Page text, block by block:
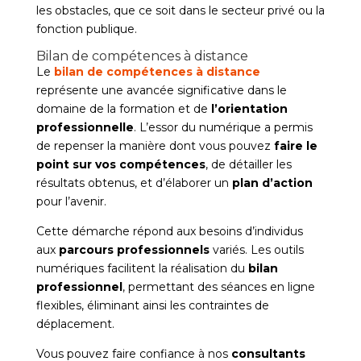
les obstacles, que ce soit dans le secteur privé ou la
fonction publique.
Bilan de compétences à distance
Le bilan de compétences à distance
représente une avancée significative dans le
domaine de la formation et de l’orientation
professionnelle. L’essor du numérique a permis
de repenser la manière dont vous pouvez faire le
point sur vos compétences, de détailler les
résultats obtenus, et d’élaborer un plan d’action
pour l’avenir.
Cette démarche répond aux besoins d’individus
aux parcours professionnelsvariés. Les outils
numériques facilitent la réalisation du bilan
professionnel, permettant des séances en ligne
flexibles, éliminant ainsi les contraintes de
déplacement.
Vous pouvez faire confiance à nos consultants